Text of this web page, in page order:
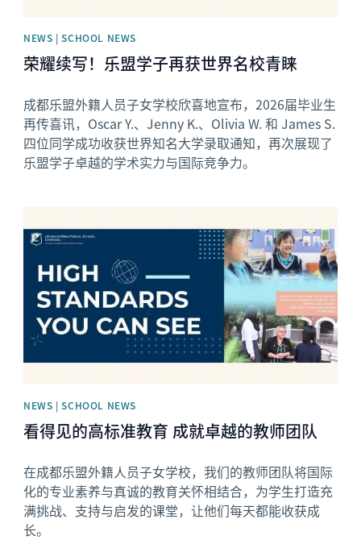
NEWS | SCHOOL NEWS
荣耀续写！乐盟学子再获世界名校青睐
成都乐盟外籍人员子女学校欣喜地宣布，2026届毕业生
再传喜讯，Oscar Y.、Jenny K.、Olivia W. 和 James S.
四位同学成功收获世界知名大学录取通知，再次展现了
乐盟学子卓越的学术实力与国际竞争力。
NEWS | SCHOOL NEWS
看得见的高标准教育 成就卓越的教师团队
在成都乐盟外籍人员子女学校，我们的教师团队将国际
化的专业素养与真诚的教育关怀相结合，为学生打造充
满挑战、支持与启发的课堂，让他们每天都能收获成
长。